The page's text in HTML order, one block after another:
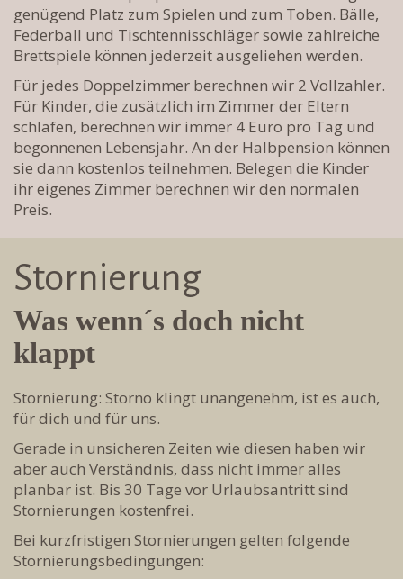
genügend Platz zum Spielen und zum Toben. Bälle,
Federball und Tischtennisschläger sowie zahlreiche
Brettspiele können jederzeit ausgeliehen werden.
Für jedes Doppelzimmer berechnen wir 2 Vollzahler.
Für Kinder, die zusätzlich im Zimmer der Eltern
schlafen, berechnen wir immer 4 Euro pro Tag und
begonnenen Lebensjahr. An der Halbpension können
sie dann kostenlos teilnehmen. Belegen die Kinder
ihr eigenes Zimmer berechnen wir den normalen
Preis.
Stornierung
Was wenn´s doch nicht
klappt
Stornierung: Storno klingt unangenehm, ist es auch,
für dich und für uns.
Gerade in unsicheren Zeiten wie diesen haben wir
aber auch Verständnis, dass nicht immer alles
planbar ist. Bis 30 Tage vor Urlaubsantritt sind
Stornierungen kostenfrei.
Bei kurzfristigen Stornierungen gelten folgende
Stornierungsbedingungen: